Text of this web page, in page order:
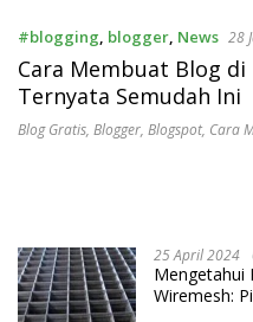
#blogging, blogger, News 28
Cara Membuat Blog
Ternyata Semudah Ini
Blog Gratis, Blogger, Blogspot, Cara
25 April 2024
Mengetahui
Wiremesh: